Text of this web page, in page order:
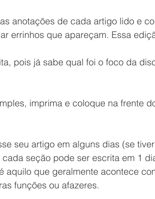
anotações de cada artigo lido e
errinhos que apareçam. Essa
pois já sabe qual foi o foco da
imprima e coloque na frente
seu artigo em alguns dias (se
seção pode ser escrita em 1
aquilo que geralmente acontece
funções ou afazeres.